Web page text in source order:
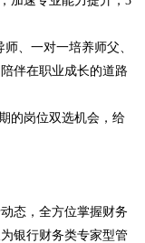
、一对一培养师父、
伴在职业成长的道路
的岗位双选机会，给
态，全方位掌握财务
银行财务类专家型管